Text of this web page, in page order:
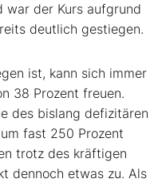
war der Kurs aufgrund
deutlich gestiegen.
ist, kann sich immer
38 Prozent freuen.
des bislang defizitären
fast 250 Prozent
trotz des kräftigen
dennoch etwas zu. Als